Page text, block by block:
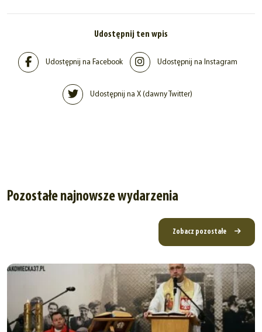
Udostępnij ten wpis
Udostępnij na Facebook Udostępnij na Instagram
Udostępnij na X (dawny Twitter)
Pozostałe najnowsze wydarzenia
Zobacz pozostałe